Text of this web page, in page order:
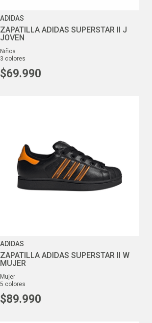
ADIDAS
ZAPATILLA ADIDAS SUPERSTAR II J
JOVEN
niños
3 colores
$69.990
ADIDAS
ZAPATILLA ADIDAS SUPERSTAR II W
MUJER
mujer
5 colores
$89.990